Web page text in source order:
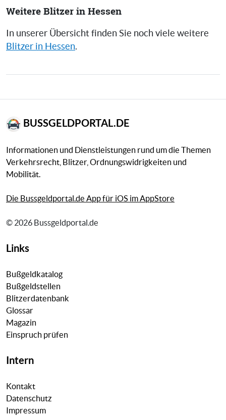
Weitere Blitzer in Hessen
In unserer Übersicht finden Sie noch viele weitere
Blitzer in Hessen.
BUSSGELDPORTAL.DE
Informationen und Dienstleistungen rund um die Themen
Verkehrsrecht, Blitzer, Ordnungswidrigkeiten und
Mobilität.
Die Bussgeldportal.de App für iOS im AppStore
© 2026 Bussgeldportal.de
Links
Bußgeldkatalog
Bußgeldstellen
Blitzerdatenbank
Glossar
Magazin
Einspruch prüfen
Intern
Kontakt
Datenschutz
Impressum